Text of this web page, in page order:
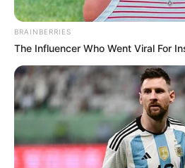
BRAINBERRIES
The Influencer Who Went Viral For